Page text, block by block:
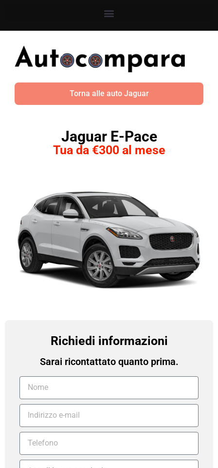
Torna alle auto Jaguar
Jaguar E-Pace
Tua da €300 al mese
Richiedi informazioni
Sarai ricontattato quanto prima.